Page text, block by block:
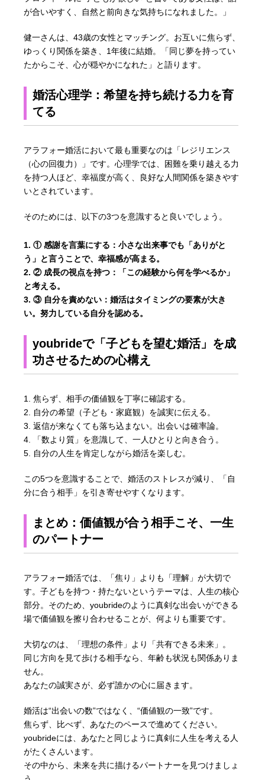
が合いやすく、自然と前向きな気持ちになれました。」
健一さんは、43歳の女性とマッチング。お互いに焦らず、
ゆっくり関係を築き、1年後に結婚。「同じ夢を持ってい
たからこそ、心が穏やかになれた」と語ります。
婚活心理学：希望を持ち続ける力を育
てる
アラフォー婚活において最も重要なのは「レジリエンス
（心の回復力）」です。心理学では、困難を乗り越える力
を持つ人ほど、幸福度が高く、良好な人間関係を築きやす
いとされています。
そのためには、以下の3つを意識すると良いでしょう。
① 感謝を言葉にする ：小さな出来事でも「ありがと
う」と言うことで、幸福感が高まる。
② 成長の視点を持つ ：「この経験から何を学べるか」
と考える。
③ 自分を責めない ：婚活はタイミングの要素が大き
い。努力している自分を認める。
youbrideで「子どもを望む婚活」を成
功させるための心構え
1. 焦らず、相手の価値観を丁寧に確認する。
2. 自分の希望（子ども・家庭観）を誠実に伝える。
3. 返信が来なくても落ち込まない。出会いは確率論。
4. 「数より質」を意識して、一人ひとりと向き合う。
5. 自分の人生を肯定しながら婚活を楽しむ。
この5つを意識することで、婚活のストレスが減り、「自
分に合う相手」を引き寄せやすくなります。
まとめ：価値観が合う相手こそ、一生
のパートナー
アラフォー婚活では、「焦り」よりも「理解」が大切で
す。子どもを持つ・持たないというテーマは、人生の核心
部分。そのため、youbrideのように真剣な出会いができる
場で価値観を擦り合わせることが、何よりも重要です。
大切なのは、「理想の条件」より「共有できる未来」。
同じ方向を見て歩ける相手なら、年齢も状況も関係ありま
せん。
あなたの誠実さが、必ず誰かの心に届きます。
婚活は“出会いの数”ではなく、“価値観の一致”です。
焦らず、比べず、あなたのペースで進めてください。
youbrideには、あなたと同じように真剣に人生を考える人
がたくさんいます。
その中から、未来を共に描けるパートナーを見つけましょ